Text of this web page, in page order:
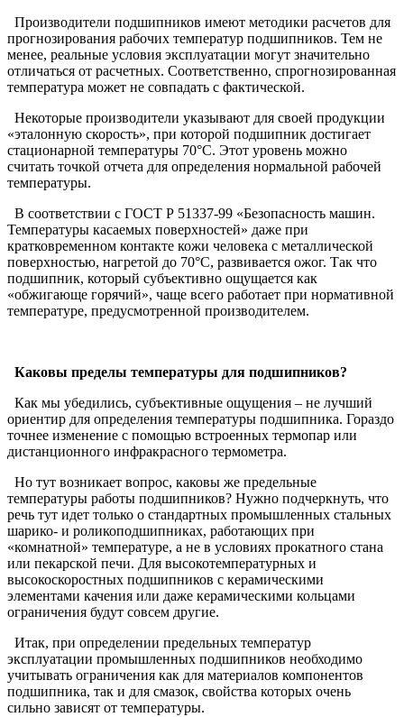
Производители подшипников имеют методики расчетов для
прогнозирования рабочих температур подшипников. Тем не
менее, реальные условия эксплуатации могут значительно
отличаться от расчетных. Соответственно, спрогнозированная
температура может не совпадать с фактической.
Некоторые производители указывают для своей продукции
«эталонную скорость», при которой подшипник достигает
стационарной температуры 70°C. Этот уровень можно
считать точкой отчета для определения нормальной рабочей
температуры.
В соответствии с ГОСТ Р 51337-99 «Безопасность машин.
Температуры касаемых поверхностей» даже при
кратковременном контакте кожи человека с металлической
поверхностью, нагретой до 70°C, развивается ожог. Так что
подшипник, который субъективно ощущается как
«обжигающе горячий», чаще всего работает при нормативной
температуре, предусмотренной производителем.
Каковы пределы температуры для подшипников?
Как мы убедились, субъективные ощущения – не лучший
ориентир для определения температуры подшипника. Гораздо
точнее изменение с помощью встроенных термопар или
дистанционного инфракрасного термометра.
Но тут возникает вопрос, каковы же предельные
температуры работы подшипников? Нужно подчеркнуть, что
речь тут идет только о стандартных промышленных стальных
шарико- и роликоподшипниках, работающих при
«комнатной» температуре, а не в условиях прокатного стана
или пекарской печи. Для высокотемпературных и
высокоскоростных подшипников с керамическими
элементами качения или даже керамическими кольцами
ограничения будут совсем другие.
Итак, при определении предельных температур
эксплуатации промышленных подшипников необходимо
учитывать ограничения как для материалов компонентов
подшипника, так и для смазок, свойства которых очень
сильно зависят от температуры.